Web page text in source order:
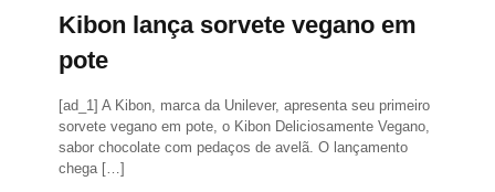
Kibon lança sorvete vegano em
pote
[ad_1] A Kibon, marca da Unilever, apresenta seu primeiro
sorvete vegano em pote, o Kibon Deliciosamente Vegano,
sabor chocolate com pedaços de avelã. O lançamento
chega […]